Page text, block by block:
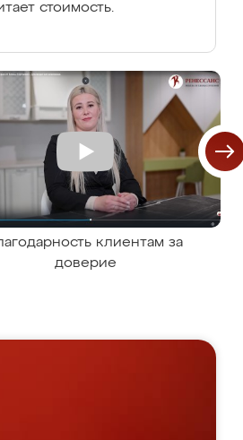
стоимость.
клиентам за
доверие